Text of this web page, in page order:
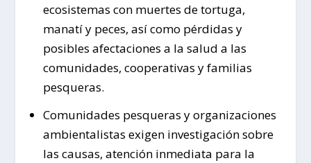
ecosistemas con muertes de tortuga,
manatí y peces, así como pérdidas y
posibles afectaciones a la salud a las
comunidades, cooperativas y familias
pesqueras.
Comunidades pesqueras y organizaciones
ambientalistas exigen investigación sobre
las causas, atención inmediata para la